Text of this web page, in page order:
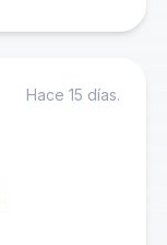
Hace 15 días.